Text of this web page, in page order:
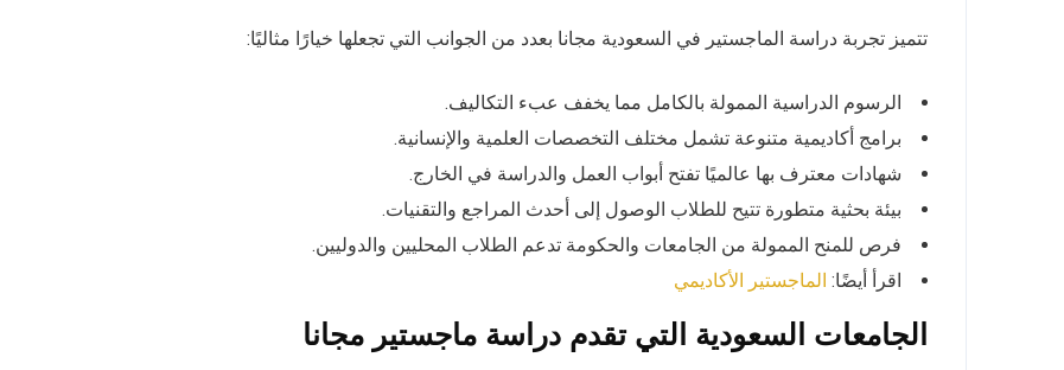
تتميز تجربة دراسة الماجستير في السعودية مجانا بعدد من الجوانب التي تجعلها خيارًا مثاليًا:
الرسوم الدراسية الممولة بالكامل مما يخفف عبء التكاليف.
برامج أكاديمية متنوعة تشمل مختلف التخصصات العلمية والإنسانية.
شهادات معترف بها عالميًا تفتح أبواب العمل والدراسة في الخارج.
بيئة بحثية متطورة تتيح للطلاب الوصول إلى أحدث المراجع والتقنيات.
فرص للمنح الممولة من الجامعات والحكومة تدعم الطلاب المحليين والدوليين.
اقرأ أيضًا: الماجستير الأكاديمي
الجامعات السعودية التي تقدم دراسة ماجستير مجانا